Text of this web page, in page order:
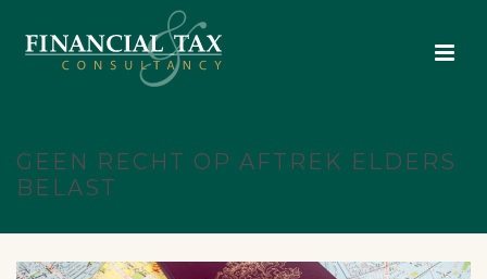
GEEN RECHT OP AFTREK ELDERS
BELAST